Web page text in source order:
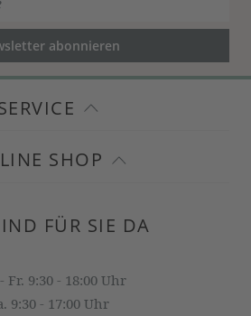
abonnieren
SHOP
FÜR SIE DA
Fr. 9:30 - 18:00 Uhr
9:30 - 17:00 Uhr